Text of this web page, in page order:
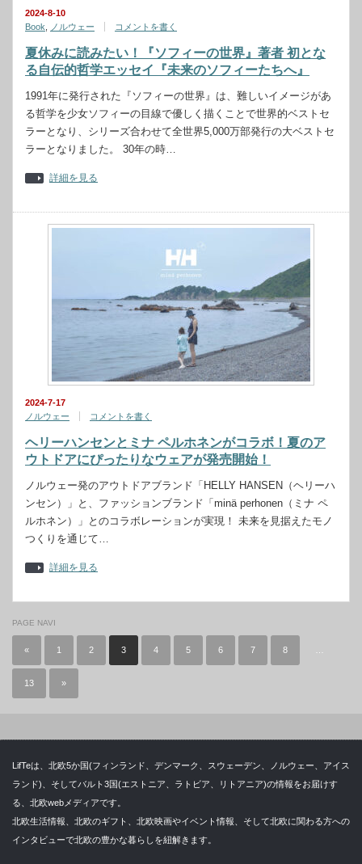
2024-8-10
Book
ノルウェー コメントを書く
夏休みに読みたい！『ソフィーの世界』著者 初とな
る自伝的哲学エッセイ『未来のソフィーたちへ』
1991年に発行された『ソフィーの世界』は、難しいイメージがあ
る哲学を少女ソフィーの目線で優しく描くことで世界的ベストセ
ラーとなり、シリーズ合わせて全世界5,000万部発行の大ベストセ
ラーとなりました。 30年の時…
詳細を見る
2024-7-17
ノルウェー
コメントを書く
ヘリーハンセンとミナ ペルホネンがコラボ！夏のア
ウトドアにぴったりなウェアが発売開始！
ノルウェー発のアウトドアブランド「HELLY HANSEN（ヘリーハ
ンセン）」と、ファッションブランド「minä perhonen（ミナ ペ
ルホネン）」とのコラボレーションが実現！ 未来を見据えたモノ
つくりを通じて…
詳細を見る
PAGE NAVI
« 1 2 3 4 5 6 7 8
13 »
LifTeは、北欧5か国(フィンランド、デンマーク、スウェーデン、ノルウェー、アイス
ランド)、そしてバルト3国(エストニア、ラトビア、リトアニア)の情報をお届けす
る、北欧webメディアです。
北欧生活情報、北欧のギフト、北欧映画やイベント情報、そして北欧に関わる方への
インタビューで北欧の豊かな暮らしを紐解きます。